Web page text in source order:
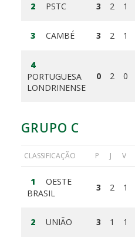
2 PSTC 3 2 1
3 CAMBÉ 3 2 1
4
PORTUGUESA
LONDRINENSE
0 2 0
GRUPO C
CLASSIFICAÇÃO P J V
1
OESTE
BRASIL
3 2 1
2 UNIÃO 3 1 1